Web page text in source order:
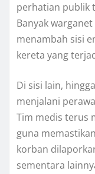
perhatian publik
Banyak
menambah sisi
kereta yang
Di sisi lain,
menjalani
Tim medis terus
guna
korban
sementara